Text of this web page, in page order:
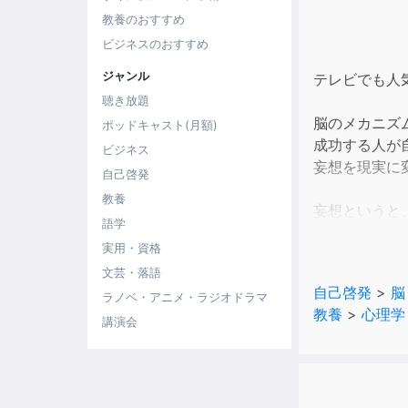
教養のおすすめ
ビジネスのおすすめ
ジャンル
聴き放題
ポッドキャスト(月額)
ビジネス
自己啓発
教養
語学
実用・資格
文芸・落語
ラノベ・アニメ・ラジオドラマ
講演会
テレビでも人
脳のメカニズ
成功する人が
妄想を現実に
妄想というと
・南の島で何
自己啓発 >
教養 > 心理学